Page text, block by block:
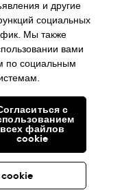
Использования
SWISS WATCHES
и другие
социальных
Мы также
вами
по социальным
с
всех файлов
cookie